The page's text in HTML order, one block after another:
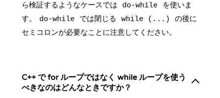
ら検証するようなケースでは
do-while
を使いま
す。
do-while では閉じる while (...)
の後に
セミコロンが必要なことに注意してください。
C++ で for ループではなく while ループを使う
べきなのはどんなときですか？